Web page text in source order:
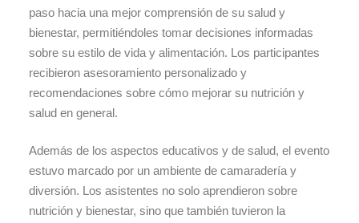
paso hacia una mejor comprensión de su salud y
bienestar, permitiéndoles tomar decisiones informadas
sobre su estilo de vida y alimentación. Los participantes
recibieron asesoramiento personalizado y
recomendaciones sobre cómo mejorar su nutrición y
salud en general.
Además de los aspectos educativos y de salud, el evento
estuvo marcado por un ambiente de camaradería y
diversión. Los asistentes no solo aprendieron sobre
nutrición y bienestar, sino que también tuvieron la